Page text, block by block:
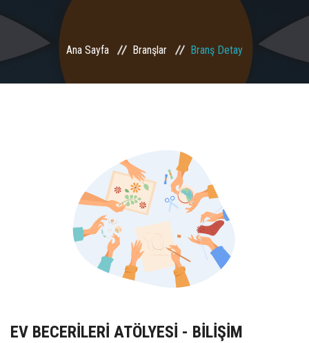
KURS MERKEZLERİ
BRANŞLAR
Ana Sayfa Branşlar Branş Detay
EV BECERİLERİ ATÖLYESİ - BİLİŞİM